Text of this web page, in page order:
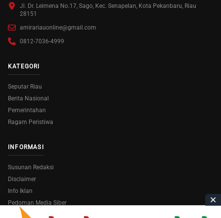
Jl. Dr. Leimena No.17, Sago, Kec. Senapelan, Kota Pekanbaru, Riau
28151
amirariauonline@gmail.com
0812-7036-4999
KATEGORI
Seputar Riau
Berita Nasional
Pemerintahan
Ragam Peristiwa
INFORMASI
Susunan Redaksi
Disclaimer
Info Iklan
Pedoman Media Siber